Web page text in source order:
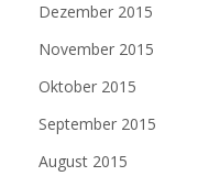
Dezember 2015
November 2015
Oktober 2015
September 2015
August 2015